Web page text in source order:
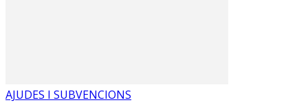
AJUDES I SUBVENCIONS